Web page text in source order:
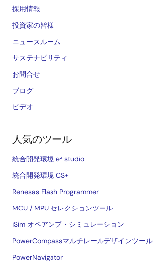
採用情報
投資家の皆様
ニュースルーム
サステナビリティ
お問合せ
ブログ
ビデオ
人気のツール
統合開発環境 e² studio
統合開発環境 CS+
Renesas Flash Programmer
MCU / MPU セレクションツール
iSim オペアンプ・シミュレーション
PowerCompassマルチレールデザインツール
PowerNavigator